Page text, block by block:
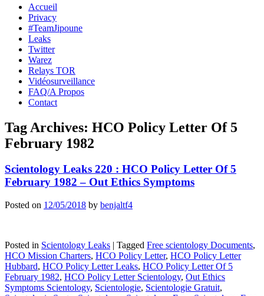
Skip
content
Accueil
Privacy
#TeamJipoune
Leaks
Twitter
Warez
Relays TOR
Vidéosurveillance
FAQ/A Propos
Contact
Tag Archives: HCO Policy Letter Of 5
February 1982
Scientology Leaks 220 : HCO Policy Letter Of 5
February 1982 – Out Ethics Symptoms
Posted on 12/05/2018 by benjaltf4
Posted in Scientology Leaks | Tagged Free scientology Documents,
HCO Mission Charters, HCO Policy Letter, HCO Policy Letter
Hubbard, HCO Policy Letter Leaks, HCO Policy Letter Of 5
February 1982, HCO Policy Letter Scientology, Out Ethics
Symptoms Scientology, Scientologie, Scientologie Gratuit,